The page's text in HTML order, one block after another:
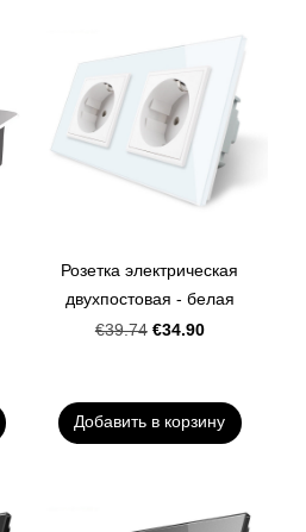
Розетка электрическая
двухпостовая - белая
€39.74 €34.90
Добавить в корзину